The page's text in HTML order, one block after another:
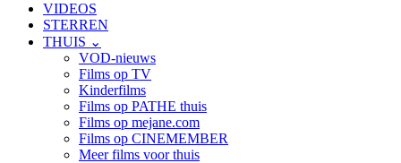
VIDEOS
STERREN
THUIS ⌄
VOD-nieuws
Films op TV
Kinderfilms
Films op PATHE thuis
Films op mejane.com
Films op CINEMEMBER
Meer films voor thuis